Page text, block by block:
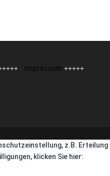
Impressum +++++
z.B. Erteilung
klicken Sie hier: